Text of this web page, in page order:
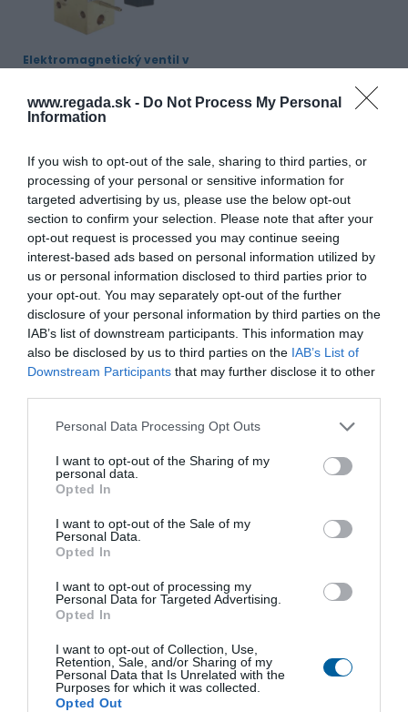
www.regada.sk - Do Not Process My Personal
Information
If you wish to opt-out of the sale, sharing to third parties, or
processing of your personal or sensitive information for
targeted advertising by us, please use the below opt-out
section to confirm your selection. Please note that after your
opt-out request is processed you may continue seeing
interest-based ads based on personal information utilized by
us or personal information disclosed to third parties prior to
your opt-out. You may separately opt-out of the further
disclosure of your personal information by third parties on the
IAB’s list of downstream participants. This information may
also be disclosed by us to third parties on the IAB’s List of
Downstream Participants that may further disclose it to other
Personal Data Processing Opt Outs
I want to opt-out of the Sharing of my
personal data.
Opted In
I want to opt-out of the Sale of my
Personal Data.
Opted In
I want to opt-out of processing my
Personal Data for Targeted Advertising.
Opted In
I want to opt-out of Collection, Use,
Retention, Sale, and/or Sharing of my
Personal Data that Is Unrelated with the
Purposes for which it was collected.
Opted Out
Elektromagnetický ventil v
Princip funkce:přímo ovládané
Funkce:3/2 NC, 2/2 NC
DN a připojení:1 - 2 mm / o-
Zobrazit produkt
Buďte s REGADOU vždy o krok napřed.
Získejte exkluzivní produktové novinky, odborné tipy a aktuality
ze světa automatizace – přímo do vaší e-mailové schránky.
Přihlaste se k odběru newsletteru a mějte přehled o tom
Odeslat
Souhlasím se zpracováním osobních údajů.
Zásady ochrany
osobních údajů.
Specialista pro servopohony a průmyslové armatury
Stanislav Šimůnek
simunek@regadaceska.cz
Specialista pro elektromagnetické ventily a pneumatické prvky
Jaroslav Benda